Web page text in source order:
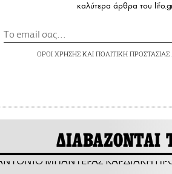
καλύτερα άρθρα του
ΟΡΟΙ ΧΡΗΣΗΣΚΑΙ ΠΟΛΙΤΙΚΗ
ΔΙΑΒΑΖΟΝΤΑΙ